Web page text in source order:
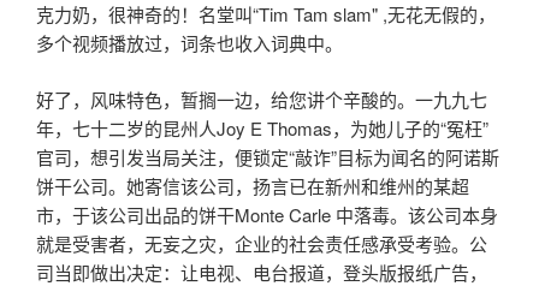
克力奶，很神奇的！名堂叫“Tim Tam slam" ,无花无假的，
多个视频播放过，词条也收入词典中。
好了，风味特色，暂搁一边，给您讲个辛酸的。一九九七
年，七十二岁的昆州人Joy E Thomas，为她儿子的“冤枉”
官司，想引发当局关注，便锁定“敲诈”目标为闻名的阿诺斯
饼干公司。她寄信该公司，扬言已在新州和维州的某超
市，于该公司出品的饼干Monte Carle 中落毒。该公司本身
就是受害者，无妄之灾，企业的社会责任感承受考验。公
司当即做出决定：让电视、电台报道，登头版报纸广告，